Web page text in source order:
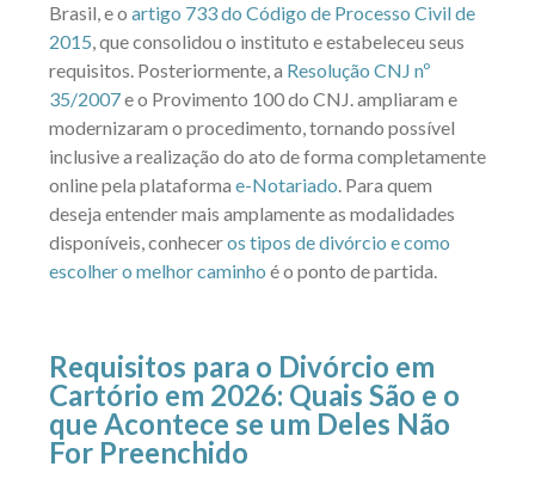
Brasil, e o artigo 733 do Código de Processo Civil de
2015, que consolidou o instituto e estabeleceu seus
requisitos. Posteriormente, a Resolução CNJ nº
35/2007e o Provimento 100 do CNJ. ampliaram e
modernizaram o procedimento, tornando possível
inclusive a realização do ato de forma completamente
online pela plataforma e-Notariado. Para quem
deseja entender mais amplamente as modalidades
disponíveis, conheceros tipos de divórcio e como
escolher o melhor caminho é o ponto de partida.
Requisitos para o Divórcio em
Cartório em 2026: Quais São e o
que Acontece se um Deles Não
For Preenchido